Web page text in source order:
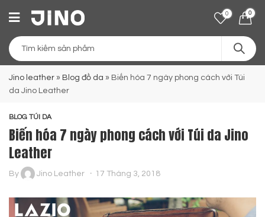
0 0
Jino leather » Blog đồ da » Biến hóa 7 ngày phong cách với Túi
da Jino Leather
BLOG TÚI DA
Biến hóa 7 ngày phong cách với Túi da Jino
Leather
By Jino Leather 17 Tháng 3, 2018